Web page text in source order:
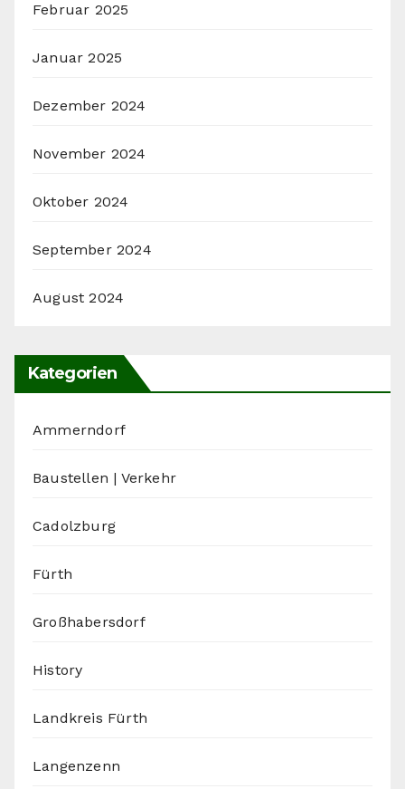
Februar 2025
Januar 2025
Dezember 2024
November 2024
Oktober 2024
September 2024
August 2024
Kategorien
Ammerndorf
Baustellen | Verkehr
Cadolzburg
Fürth
Großhabersdorf
History
Landkreis Fürth
Langenzenn